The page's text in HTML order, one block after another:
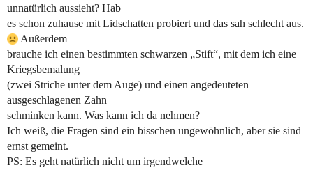
unnatürlich aussieht? Hab
es schon zuhause mit Lidschatten probiert und das sah schlecht aus.
Außerdem
brauche ich einen bestimmten schwarzen „Stift“, mit dem ich eine
Kriegsbemalung
(zwei Striche unter dem Auge) und einen angedeuteten
ausgeschlagenen Zahn
schminken kann. Was kann ich da nehmen?
Ich weiß, die Fragen sind ein bisschen ungewöhnlich, aber sie sind
ernst gemeint.
PS: Es geht natürlich nicht um irgendwelche